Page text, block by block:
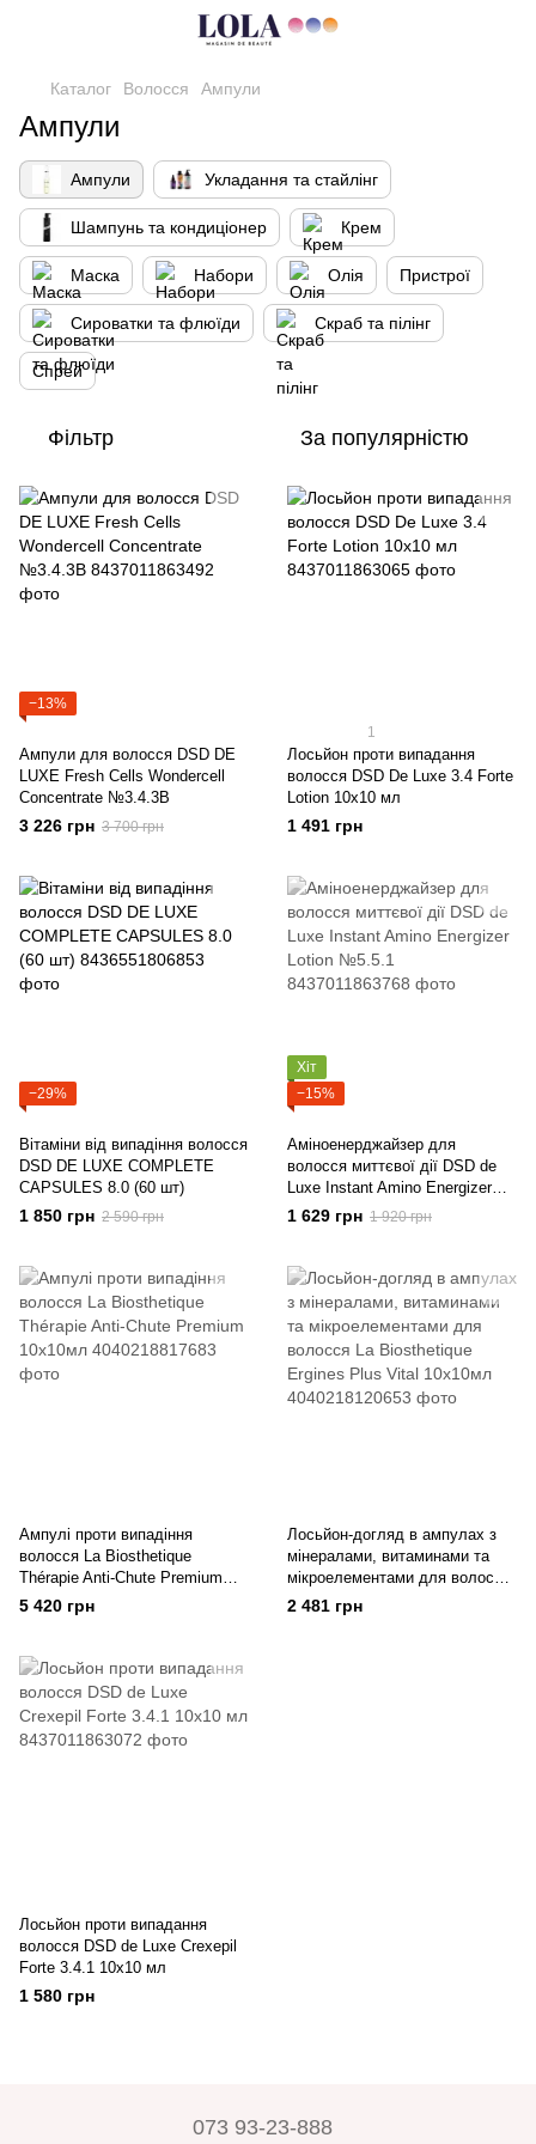
Каталог Волосся Ампули
Ампули
Ампули Укладання та стайлінг
Шампунь та кондиціонер Крем
Маска Набори Олія Пристрої
Сироватки та флюїди Скраб та пілінг
Спрей
Фільтр За популярністю
−13%
Ампули для волосся DSD DE
LUXE Fresh Cells Wondercell
Concentrate №3.4.3В
3 226 грн 3 700 грн
1
Лосьйон проти випадання
волосся DSD De Luxe 3.4 Forte
Lotion 10x10 мл
1 491 грн
−29%
Вітаміни від випадіння волосся
DSD DE LUXE COMPLETE
CAPSULES 8.0 (60 шт)
1 850 грн 2 590 грн
Хіт
−15%
Аміноенерджайзер для
волосся миттєвої дії DSD de
Luxe Instant Amino Energizer
Lotion №5.5.1
1 629 грн 1 920 грн
Ампулі проти випадіння
волосся La Biosthetique
Thérapie Anti-Chute Premium
10x10мл
5 420 грн
Лосьйон-догляд в ампулах з
мінералами, витаминами та
мікроелементами для волосся
La Biosthetique Ergines Plus
Vital 10x10мл
2 481 грн
Лосьйон проти випадання
волосся DSD de Luxe Crexepil
Forte 3.4.1 10х10 мл
1 580 грн
073 93-23-888